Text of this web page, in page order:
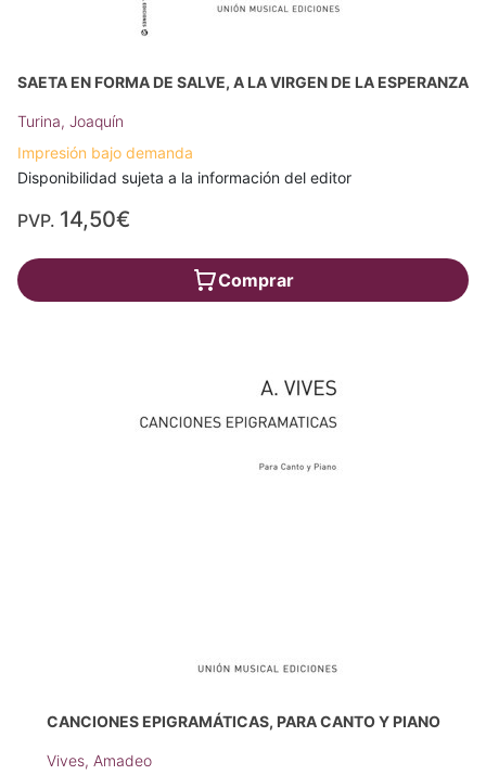
SAETA EN FORMA DE SALVE, A LA VIRGEN DE LA ESPERANZA
Turina, Joaquín
Impresión bajo demanda
Disponibilidad sujeta a la información del editor
PVP. 14,50€
Comprar
CANCIONES EPIGRAMÁTICAS, PARA CANTO Y PIANO
Vives, Amadeo